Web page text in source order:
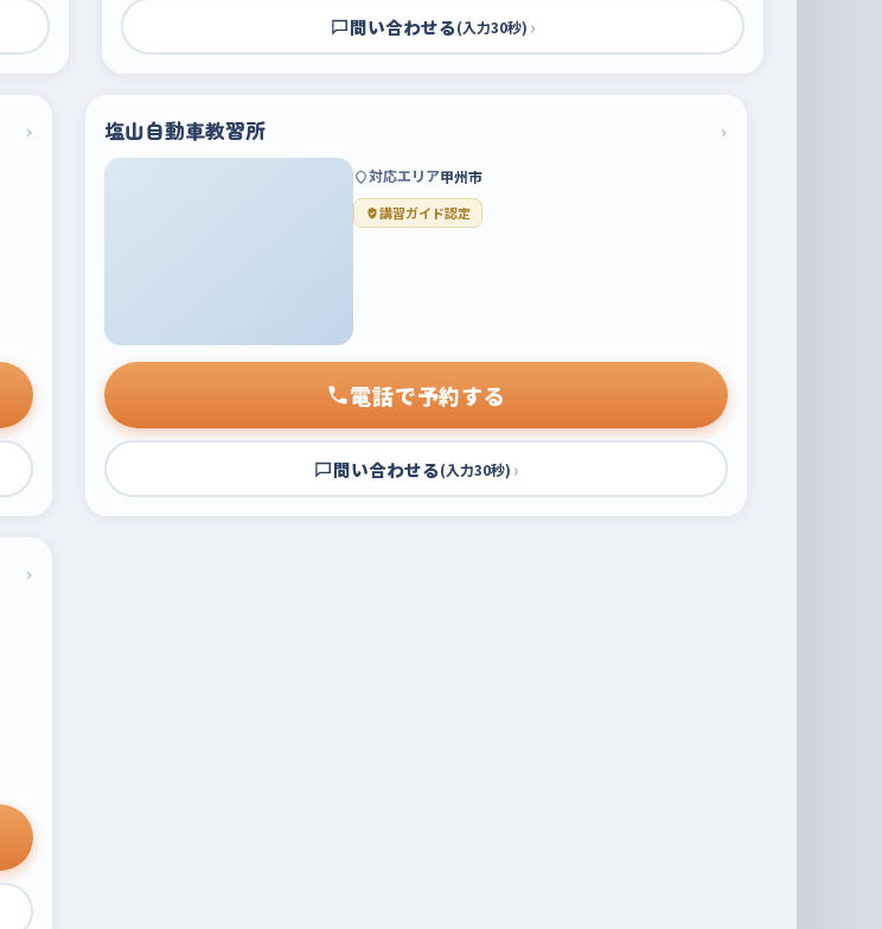
問い合わせる(入力30秒) ›
› 塩山自動車教習所 ›
対応エリア甲州市
講習ガイド認定
電話で予約する
問い合わせる(入力30秒) ›
›